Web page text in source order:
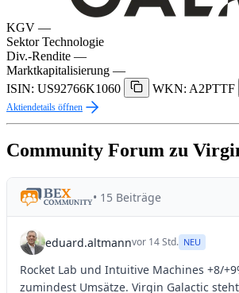
KGV —
Sektor Technologie
Div.-Rendite —
Marktkapitalisierung —
ISIN: US92766K1060
WKN: A2PTTF
Aktiendetails öffnen
Community Forum zu